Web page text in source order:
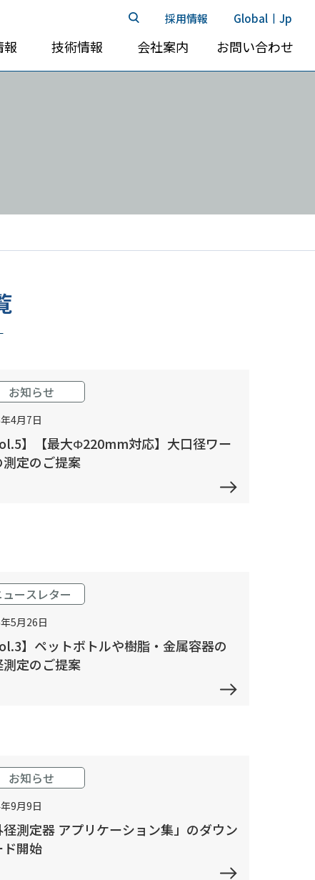
採用情報 Global | Jp
報 技術情報 会社案内 お問い合わせ
お知らせ
4月7日
】【最大Φ220mm対応】大口径ワー
測定のご提案
ュースレター
5月26日
】ペットボトルや樹脂・金属容器の
測定のご提案
お知らせ
9月9日
径測定器 アプリケーション集」のダウン
ド開始